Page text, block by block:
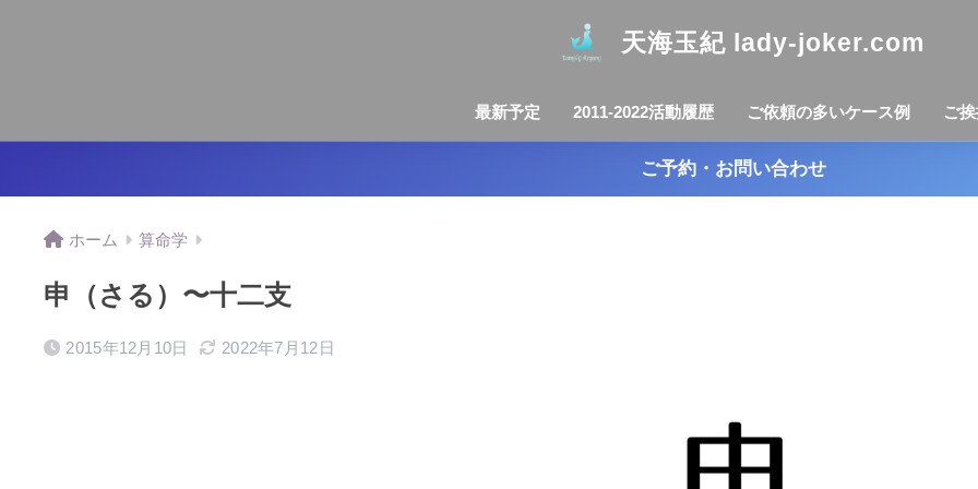
天海玉紀 lady-joker.com
最新予定 2011-2022活動履歴 ご依頼の多いケース例 ご
ご予約・お問い合わせ
ホーム 算命学
申（さる）〜十二支
2015年12月10日 2022年7月12日